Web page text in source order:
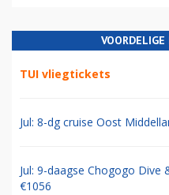
TUI vliegtickets
Jul: 8-dg cruise Oost
Jul: 9-daagse Chogogo Dive
€1056